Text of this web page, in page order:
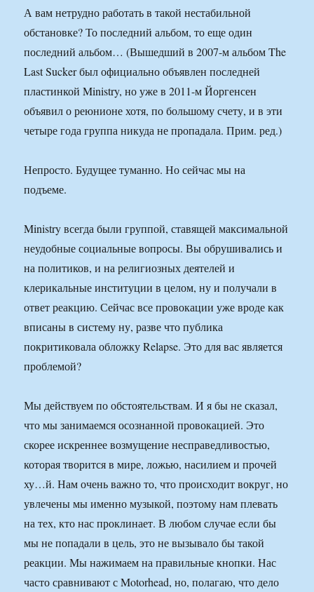
А вам нетрудно работать в такой нестабильной
обстановке? То последний альбом, то еще один
последний альбом… (Вышедший в 2007-м альбом The
Last Sucker был официально объявлен последней
пластинкой Ministry, но уже в 2011-м Йоргенсен
объявил о реюнионе хотя, по большому счету, и в эти
четыре года группа никуда не пропадала. Прим. ред.)
Непросто. Будущее туманно. Но сейчас мы на
подъеме.
Ministry всегда были группой, ставящей максимальной
неудобные социальные вопросы. Вы обрушивались и
на политиков, и на религиозных деятелей и
клерикальные институции в целом, ну и получали в
ответ реакцию. Сейчас все провокации уже вроде как
вписаны в систему ну, разве что публика
покритиковала обложку Relapse. Это для вас является
проблемой?
Мы действуем по обстоятельствам. И я бы не сказал,
что мы занимаемся осознанной провокацией. Это
скорее искреннее возмущение несправедливостью,
которая творится в мире, ложью, насилием и прочей
ху…й. Нам очень важно то, что происходит вокруг, но
увлечены мы именно музыкой, поэтому нам плевать
на тех, кто нас проклинает. В любом случае если бы
мы не попадали в цель, это не вызывало бы такой
реакции. Мы нажимаем на правильные кнопки. Нас
часто сравнивают с Motorhead, но, полагаю, что дело